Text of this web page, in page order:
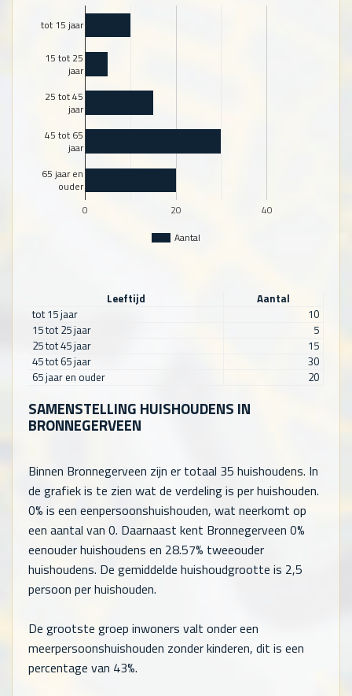
Aantal
0 20 40
tot 15 jaar
15 tot 25
jaar
25 tot 45
jaar
45 tot 65
jaar
65 jaar en
ouder
Leeftijd
Aantal
tot 15 jaar
10
15 tot 25 jaar
5
25 tot 45 jaar
15
45 tot 65 jaar
30
65 jaar en ouder
20
SAMENSTELLING HUISHOUDENS IN
BRONNEGERVEEN
Binnen Bronnegerveen zijn er totaal 35 huishoudens. In
de grafiek is te zien wat de verdeling is per huishouden.
0% is een eenpersoonshuishouden, wat neerkomt op
een aantal van 0. Daarnaast kent Bronnegerveen 0%
eenouder huishoudens en 28.57% tweeouder
huishoudens. De gemiddelde huishoudgrootte is 2,5
persoon per huishouden.
De grootste groep inwoners valt onder een
meerpersoonshuishouden zonder kinderen, dit is een
percentage van 43%.